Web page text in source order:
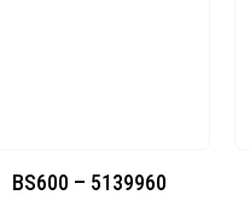
Toppe ricamate in HD